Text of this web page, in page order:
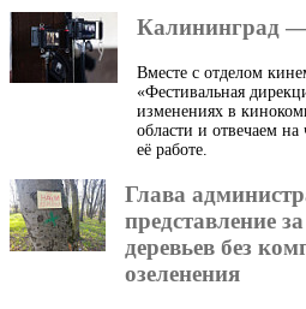
Калининград —
Вместе с отделом
«Фестивальная
изменениях в
области и отвечаем
её работе.
Глава
представление
деревьев без
озеленения